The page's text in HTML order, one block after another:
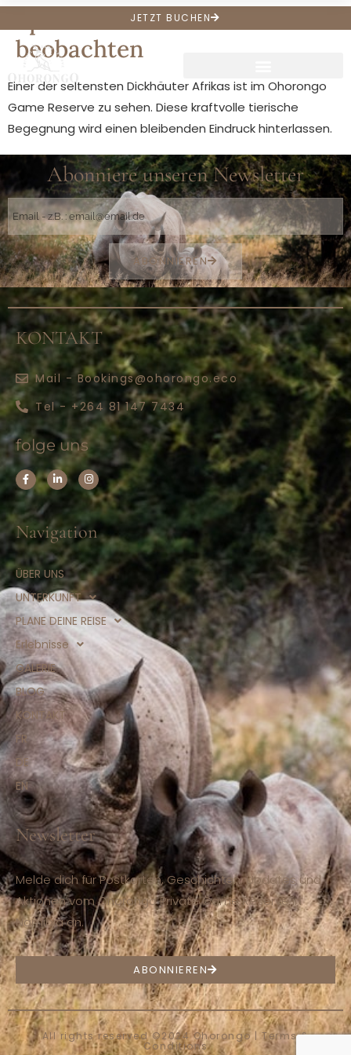
JETZT BUCHEN
Spitzmaulnashorn
beobachten
Einer der seltensten Dickhäuter Afrikas ist im Ohorongo
Game Reserve zu sehen. Diese kraftvolle tierische
Begegnung wird einen bleibenden Eindruck hinterlassen.
Abonniere unseren Newsletter
ABONNIEREN
KONTAKT
Mail - Bookings@ohorongo.eco
Tel - +264 81 147 7434
folge uns
Navigation
ÜBER UNS
UNTERKUNFT
PLANE DEINE REISE
Erlebnisse
GALERIE
BLOG
KONTAKT
FR
DE
EN
Newsletter
Melde dich für Postkarten, Geschichten, Updates und
Aktionen vom Ohorongo Private Game Reserve in
Namibia an.
ABONNIEREN
All rights reserved ©2024 Ohorongo | Terms &
Conditions